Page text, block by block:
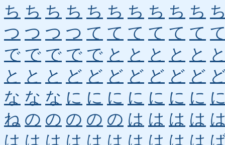
ち ち ち ち ち ち ち ち ち ち
つ つ つ つ て て て て て て
で で で で で と と と と と
と と と ど ど ど ど ど ど ど
な な な に に に に に に に
ね の の の の の は は は は
は は は は は は は は は は